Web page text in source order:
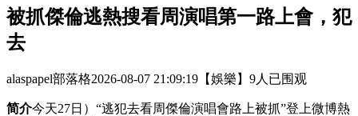
被抓傑倫逃熱搜看周演唱第一路上會，犯
去
alaspapel部落格2026-08-07 21:09:19 【娛樂】 9人已围观
简介今天27日）“逃犯去看周傑倫演唱會路上被抓”登上微博熱